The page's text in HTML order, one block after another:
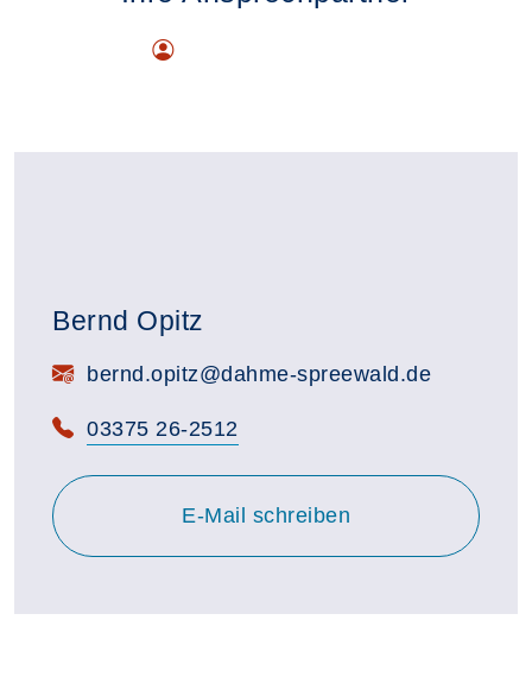
Bernd Opitz
E-Mail:bernd.opitz@dahme-spreewald.de
Telefon:
03375 26-2512
E-Mail schreiben